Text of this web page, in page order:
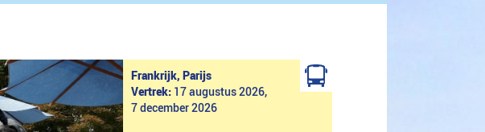
Frankrijk, Parijs
Vertrek: 17 augustus 2026,
7 december 2026